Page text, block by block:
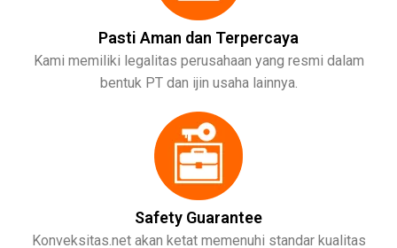
Pasti Aman dan Terpercaya
Kami memiliki legalitas perusahaan yang resmi dalam
bentuk PT dan ijin usaha lainnya.
Safety Guarantee
Konveksitas.net akan ketat memenuhi standar kualitas